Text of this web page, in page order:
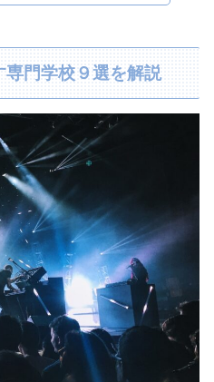
門学校９選を解説